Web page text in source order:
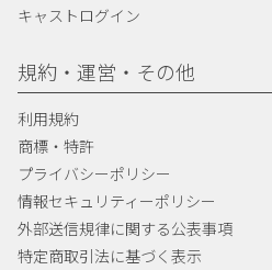
キャストログイン
規約・運営・その他
利用規約
商標・特許
プライバシーポリシー
情報セキュリティーポリシー
外部送信規律に関する公表事項
特定商取引法に基づく表示